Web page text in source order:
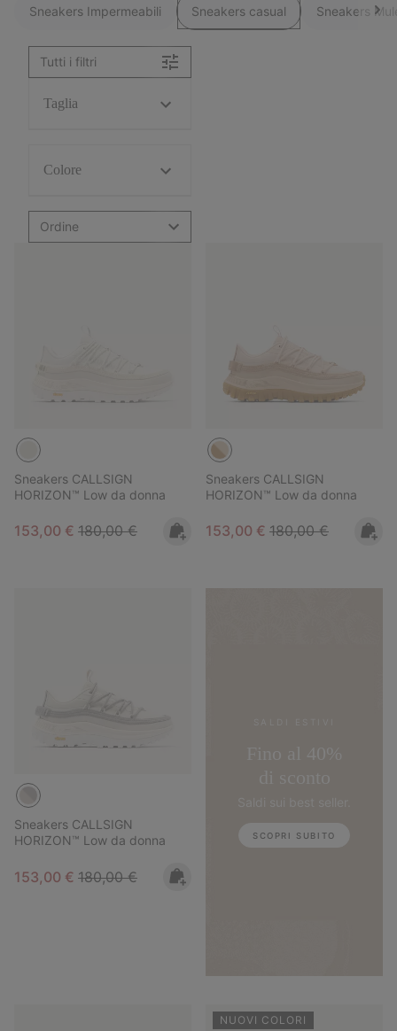
Sneakers Impermeabili Sneakers casual Sneakers
Tutti i filtri
Taglia
Colore
Ordine
Sneakers CALLSIGN
HORIZON™ Low da donna
Sale price:
153,00 € Regular price:
180,00 €
Sneakers CALLSIGN
HORIZON™ Low da donna
Sale price:
153,00 € Regular price:
180,00 €
Sneakers CALLSIGN
HORIZON™ Low da donna
Sale price:
153,00 € Regular price:
180,00 €
SCOPRI SUBITO
NUOVI COLORI